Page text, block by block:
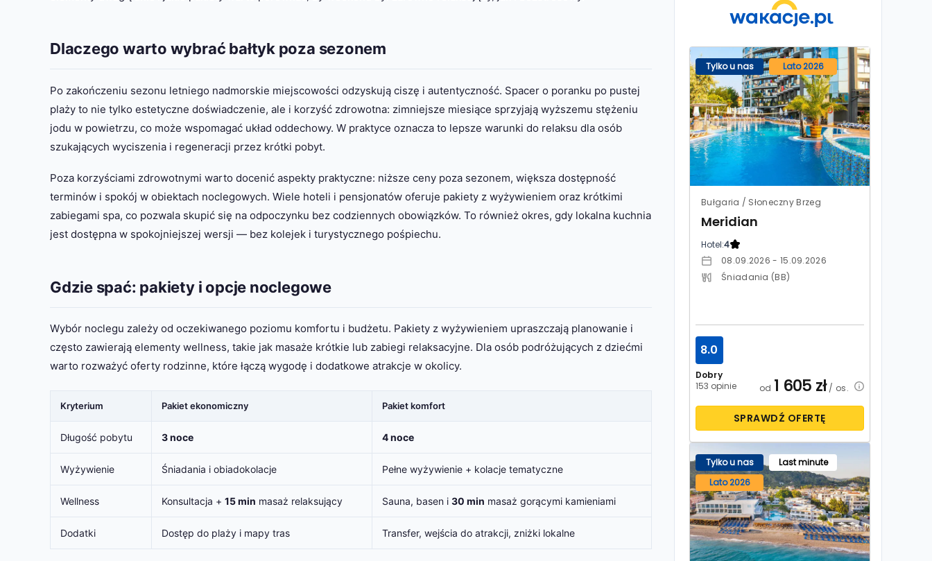
Dlaczego warto wybrać bałtyk poza sezonem
Po zakończeniu sezonu letniego nadmorskie miejscowości odzyskują ciszę i autentyczność. Spacer o poranku po pustej
plaży to nie tylko estetyczne doświadczenie, ale i korzyść zdrowotna: zimniejsze miesiące sprzyjają wyższemu stężeniu
jodu w powietrzu, co może wspomagać układ oddechowy. W praktyce oznacza to lepsze warunki do relaksu dla osób
szukających wyciszenia i regeneracji przez krótki pobyt.
Poza korzyściami zdrowotnymi warto docenić aspekty praktyczne: niższe ceny poza sezonem, większa dostępność
terminów i spokój w obiektach noclegowych. Wiele hoteli i pensjonatów oferuje pakiety z wyżywieniem oraz krótkimi
zabiegami spa, co pozwala skupić się na odpoczynku bez codziennych obowiązków. To również okres, gdy lokalna kuchnia
jest dostępna w spokojniejszej wersji — bez kolejek i turystycznego pośpiechu.
Gdzie spać: pakiety i opcje noclegowe
Wybór noclegu zależy od oczekiwanego poziomu komfortu i budżetu. Pakiety z wyżywieniem upraszczają planowanie i
często zawierają elementy wellness, takie jak masaże krótkie lub zabiegi relaksacyjne. Dla osób podróżujących z dziećmi
warto rozważyć oferty rodzinne, które łączą wygodę i dodatkowe atrakcje w okolicy.
Kryterium Pakiet ekonomiczny Pakiet komfort
Długość pobytu 3 noce 4 noce
Wyżywienie Śniadania i obiadokolacje Pełne wyżywienie + kolacje tematyczne
Wellness Konsultacja + 15 min masaż relaksujący Sauna, basen i 30 min masaż gorącymi kamieniami
Dodatki Dostęp do plaży i mapy tras Transfer, wejścia do atrakcji, zniżki lokalne
Tylko u nas Lato 2026
Bułgaria / Słoneczny Brzeg
Meridian
Hotel:4
08.09.2026 - 15.09.2026
Śniadania (BB)
Dobry
153 opinie
8.0
od 1 605 zł/ os.
SPRAWDŹ OFERTĘ
Tylko u nas
Last minute
Lato 2026